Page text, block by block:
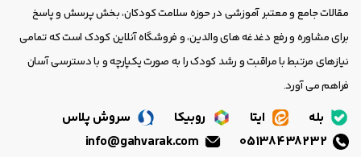
مقالات جامع و معتبر آموزشی در حوزه سلامت کودکان، بخش پرسش و پاسخ
برای مشاوره و رفع دغدغه های والدین، و فروشگاه آنلاین کودک است که تمامی
نیازهای مرتبط با مراقبت و رشد کودک را به صورت یکپارچه و با دسترسی آسان
فراهم می آورد.
بله ایتا روبیکا
سروش پلاس